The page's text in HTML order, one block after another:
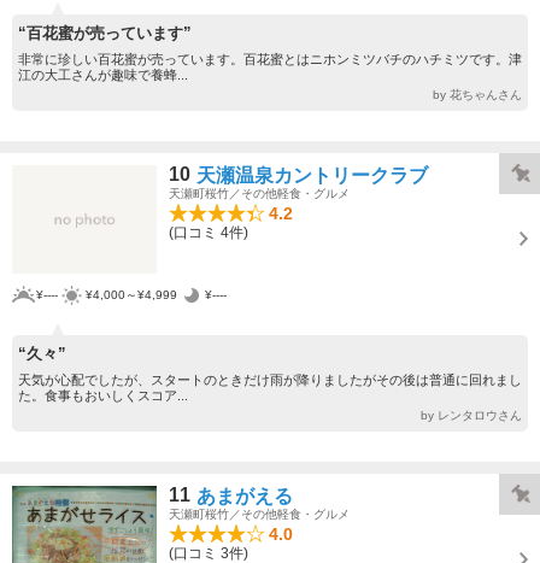
“百花蜜が売っています”
非常に珍しい百花蜜が売っています。百花蜜とはニホンミツバチのハチミツです。津
江の大工さんが趣味で養蜂...
by 花ちゃんさん
10 天瀬温泉カントリークラブ
天瀬町桜竹／その他軽食・グルメ
4.2
(口コミ 4件)
¥---- ¥4,000～¥4,999 ¥----
“久々”
天気が心配でしたが、スタートのときだけ雨が降りましたがその後は普通に回れまし
た。食事もおいしくスコア...
by レンタロウさん
11 あまがえる
天瀬町桜竹／その他軽食・グルメ
4.0
(口コミ 3件)